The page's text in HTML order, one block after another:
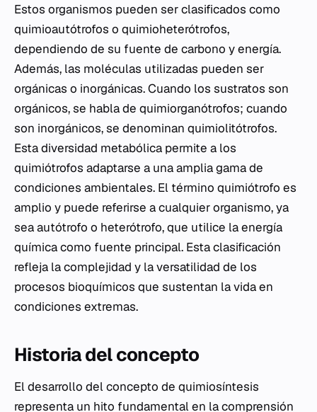
Estos organismos pueden ser clasificados como
quimioautótrofos o quimioheterótrofos,
dependiendo de su fuente de carbono y energía.
Además, las moléculas utilizadas pueden ser
orgánicas o inorgánicas. Cuando los sustratos son
orgánicos, se habla de quimiorganótrofos; cuando
son inorgánicos, se denominan quimiolitótrofos.
Esta diversidad metabólica permite a los
quimiótrofos adaptarse a una amplia gama de
condiciones ambientales. El término quimiótrofo es
amplio y puede referirse a cualquier organismo, ya
sea autótrofo o heterótrofo, que utilice la energía
química como fuente principal. Esta clasificación
refleja la complejidad y la versatilidad de los
procesos bioquímicos que sustentan la vida en
condiciones extremas.
Historia del concepto
El desarrollo del concepto de quimiosíntesis
representa un hito fundamental en la comprensión